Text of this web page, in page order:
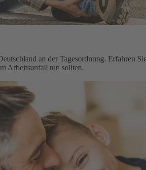
an der Tagesordnung. Erfahren
Arbeitsunfall tun sollten.